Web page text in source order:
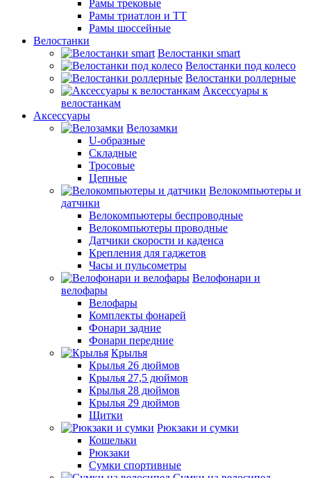
Рамы трековые
Рамы триатлон и ТТ
Рамы шоссейные
Велостанки
Велостанки smart
Велостанки под колесо
Велостанки роллерные
Аксессуары к
велостанкам
Аксессуары
Велозамки
U-образные
Складные
Тросовые
Цепные
Велокомпьютеры и
датчики
Велокомпьютеры беспроводные
Велокомпьютеры проводные
Датчики скорости и каденса
Крепления для гаджетов
Часы и пульсометры
Велофонари и
велофары
Велофары
Комплекты фонарей
Фонари задние
Фонари передние
Крылья
Крылья 26 дюймов
Крылья 27,5 дюймов
Крылья 28 дюймов
Крылья 29 дюймов
Щитки
Рюкзаки и сумки
Кошельки
Рюкзаки
Сумки спортивные